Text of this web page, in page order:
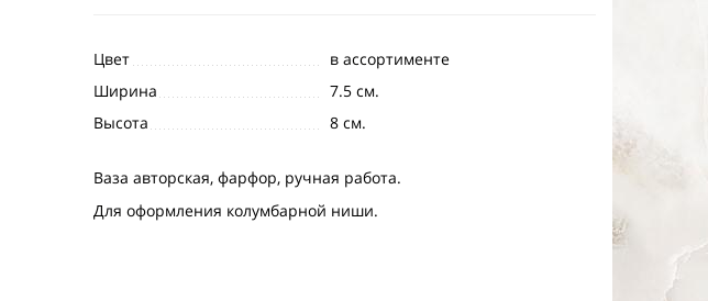
Цвет
в ассортименте
Ширина
7.5 см.
Высота
8 см.
Ваза авторская, фарфор, ручная работа.
Для оформления колумбарной ниши.